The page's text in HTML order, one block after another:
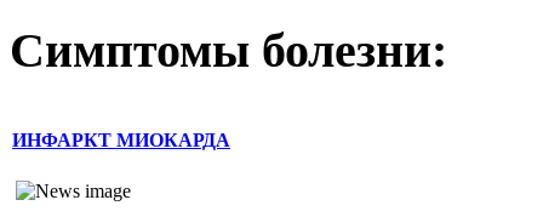
Симптомы болезни:
ИНФАРКТ МИОКАРДА